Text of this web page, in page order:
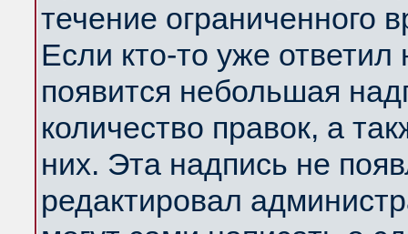
течение ограниченного
Если кто-то уже
появится небольшая
количество правок, а
них. Эта надпись не
редактировал